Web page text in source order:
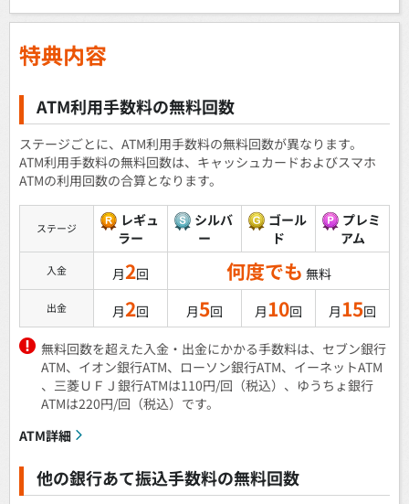
特典内容
ATM利用手数料の無料回数
ステージごとに、ATM利用手数料の無料回数が異なります。
ATM利用手数料の無料回数は、キャッシュカードおよびスマホ
ATMの利用回数の合算となります。
ステージ
レギュ
ラー
シルバ
ー
ゴール
ド
プレミ
アム
入金 月2回 何度でも 無料
出金 月2回 月5回 月10回 月15回
無料回数を超えた入金・出金にかかる手数料は、セブン銀行
ATM、イオン銀行ATM、ローソン銀行ATM、イーネットATM
、三菱ＵＦＪ銀行ATMは110円/回（税込）、ゆうちょ銀行
ATMは220円/回（税込）です。
ATM詳細
他の銀行あて振込手数料の無料回数